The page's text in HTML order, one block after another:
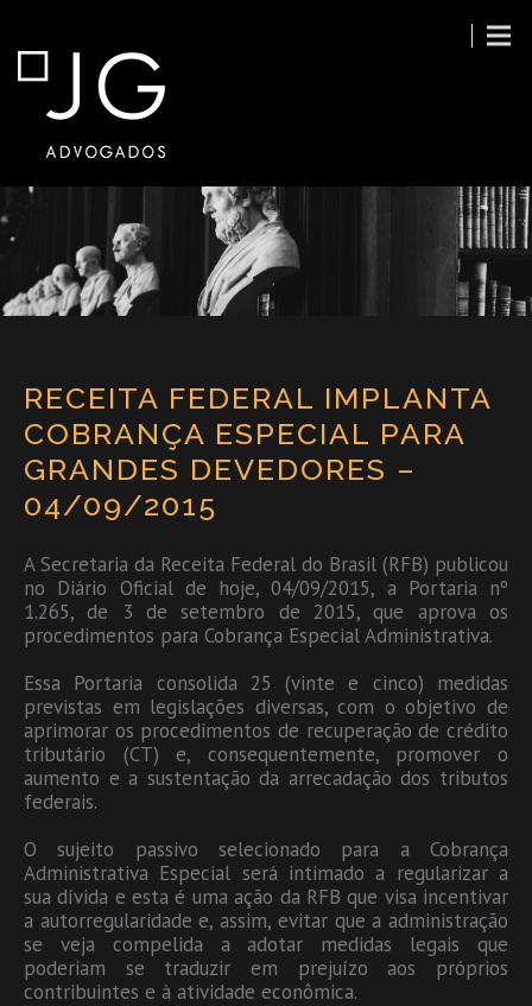
RECEITA FEDERAL IMPLANTA
COBRANÇA ESPECIAL PARA
GRANDES DEVEDORES –
04/09/2015
A Secretaria da Receita Federal do Brasil (RFB) publicou
no Diário Oficial de hoje, 04/09/2015, a Portaria nº
1.265, de 3 de setembro de 2015, que aprova os
procedimentos para Cobrança Especial Administrativa.
Essa Portaria consolida 25 (vinte e cinco) medidas
previstas em legislações diversas, com o objetivo de
aprimorar os procedimentos de recuperação de crédito
tributário (CT) e, consequentemente, promover o
aumento e a sustentação da arrecadação dos tributos
federais.
O sujeito passivo selecionado para a Cobrança
Administrativa Especial será intimado a regularizar a
sua dívida e esta é uma ação da RFB que visa incentivar
a autorregularidade e, assim, evitar que a administração
se veja compelida a adotar medidas legais que
poderiam se traduzir em prejuízo aos próprios
contribuintes e à atividade econômica.